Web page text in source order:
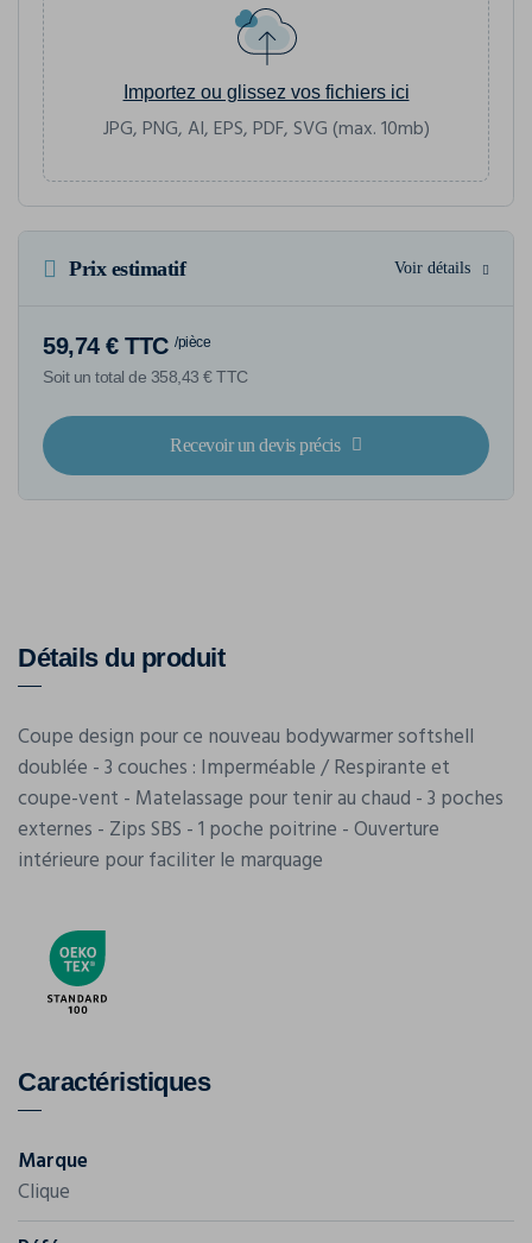
Importez ou glissez vos fichiers ici
JPG, PNG, AI, EPS, PDF, SVG (max. 10mb)
Prix estimatif Voir détails
59,74 € TTC /pièce
Soit un total de 358,43 € TTC
Recevoir un devis précis
Détails du produit
Coupe design pour ce nouveau bodywarmer softshell
doublée - 3 couches : Imperméable / Respirante et
coupe-vent - Matelassage pour tenir au chaud - 3 poches
externes - Zips SBS - 1 poche poitrine - Ouverture
intérieure pour faciliter le marquage
Caractéristiques
Marque
Clique